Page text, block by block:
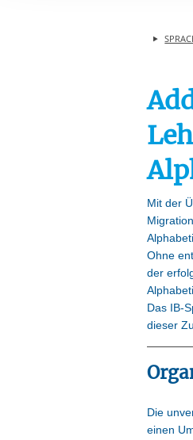
Mit der
Ohne
der
Das IB-
dieser
Die
einen